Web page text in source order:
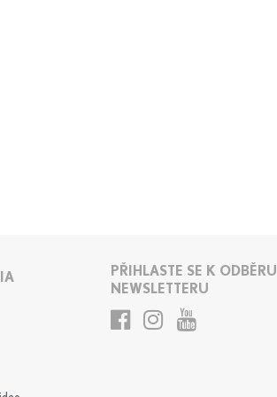
PŘIHLASTE SE K ODBĚRU
NEWSLETTERU